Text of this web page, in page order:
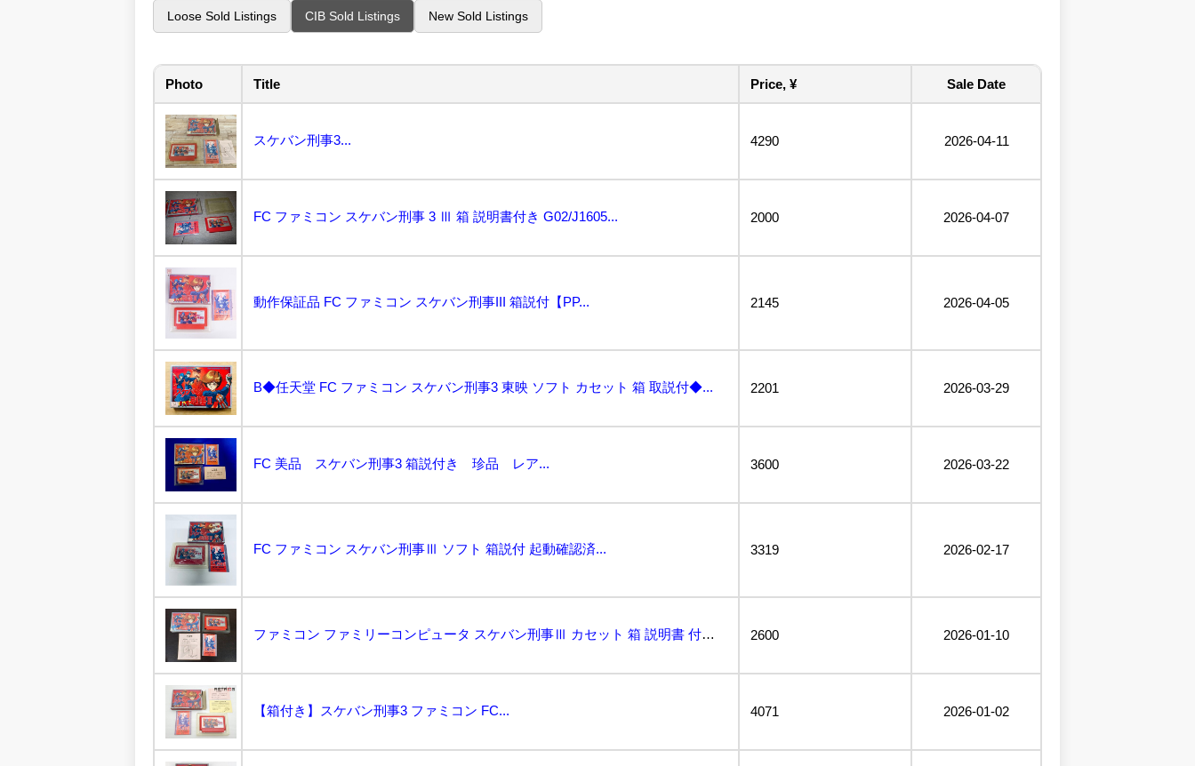
Loose Sold Listings CIB Sold Listings New Sold Listings
Photo Title Price, ¥ Sale Date
スケバン刑事3... 4290 2026-04-11
FC ファミコン スケバン刑事 3 Ⅲ 箱 説明書付き G02/J1605... 2000 2026-04-07
動作保証品 FC ファミコン スケバン刑事III 箱説付【PP... 2145 2026-04-05
B◆任天堂 FC ファミコン スケバン刑事3 東映 ソフト カセット 箱 取説付◆... 2201 2026-03-29
FC 美品 スケバン刑事3 箱説付き 珍品 レア... 3600 2026-03-22
FC ファミコン スケバン刑事Ⅲ ソフト 箱説付 起動確認済... 3319 2026-02-17
ファミコン ファミリーコンピュータ スケバン刑事Ⅲ カセット 箱 説明書 付き 簡易動作確認済み 激... 2600 2026-01-10
【箱付き】スケバン刑事3 ファミコン FC... 4071 2026-01-02